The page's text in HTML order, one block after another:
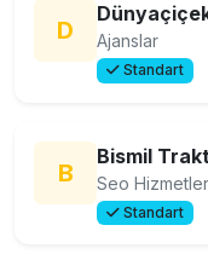
D Ajanslar
Standart
B
Bismil
Seo
Standart